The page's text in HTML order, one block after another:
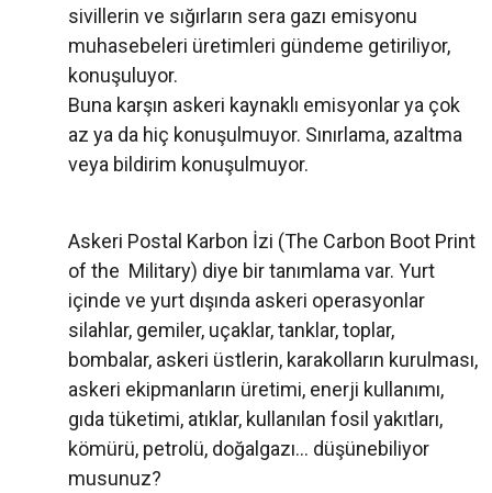
sivillerin ve sığırların sera gazı emisyonu
muhasebeleri üretimleri gündeme getiriliyor,
konuşuluyor.
Buna karşın askeri kaynaklı emisyonlar ya çok
az ya da hiç konuşulmuyor. Sınırlama, azaltma
veya bildirim konuşulmuyor.
Askeri Postal Karbon İzi (The Carbon Boot Print
of the Military) diye bir tanımlama var. Yurt
içinde ve yurt dışında askeri operasyonlar
silahlar, gemiler, uçaklar, tanklar, toplar,
bombalar, askeri üstlerin, karakolların kurulması,
askeri ekipmanların üretimi, enerji kullanımı,
gıda tüketimi, atıklar, kullanılan fosil yakıtları,
kömürü, petrolü, doğalgazı… düşünebiliyor
musunuz?